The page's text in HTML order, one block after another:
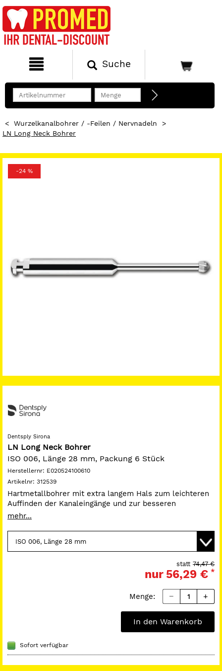
Suche
< Wurzelkanalbohrer / -Feilen / Nervnadeln
>
LN Long Neck Bohrer
-24 %
Dentsply Sirona
LN Long Neck Bohrer
ISO 006, Länge 28 mm, Packung 6 Stück
Herstellernr: E020524100610
Artikelnr: 312539
Hartmetallbohrer mit extra langem Hals zum leichteren
Auffinden der Kanaleingänge und zur besseren
Entfernung von Wurzelstiften.
mehr...
74,47 €
statt
nur 56,29 € *
Menge:
In den Warenkorb
Sofort verfügbar